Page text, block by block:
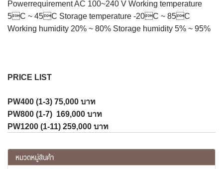
Powerrequirement AC 100~240 V Working temperature
5C ~ 45C Storage temperature -20C ~ 85C
Working humidity 20% ~ 80% Storage humidity 5% ~ 95%
PRICE LIST
PW400 (1-3) 75,000 บาท
PW800 (1-7) 169,000 บาท
PW1200 (1-11) 259,000 บาท
หมวดหมู่สินค้า